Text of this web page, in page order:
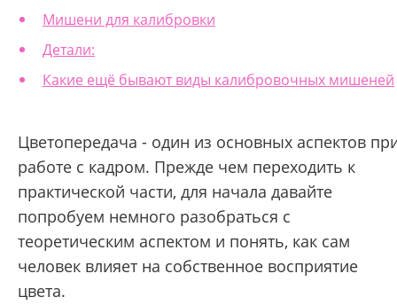
Мишени для калибровки
Детали:
Какие ещё бывают виды калибровочных мишеней
Цветопередача - один из основных аспектов
работе с кадром. Прежде чем переходить к
практической части, для начала давайте
попробуем немного разобраться с
теоретическим аспектом и понять, как сам
человек влияет на собственное восприятие
цвета.